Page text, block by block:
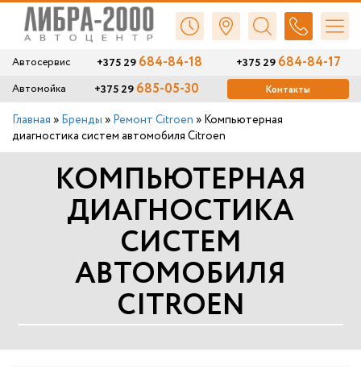
Автосервис +375 29684-84-18 +375 29684-84-17
Автомойка +375 29 685-05-30 Контакты
Главная » Бренды » Ремонт Citroen » Компьютерная
диагностика систем автомобиля Citroen
КОМПЬЮТЕРНАЯ
ДИАГНОСТИКА
СИСТЕМ
АВТОМОБИЛЯ
CITROEN